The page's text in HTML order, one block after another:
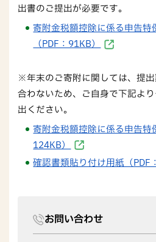
出書のご提出が必要です。
寄附金税額控除に係る申告
（PDF：91KB）
※年末のご寄附に関しては、提
合わないため、ご自身で下記よ
出ください。
寄附金税額控除に係る申告特
124KB）
確認書類貼り付け用紙（PDF
お問い合わせ